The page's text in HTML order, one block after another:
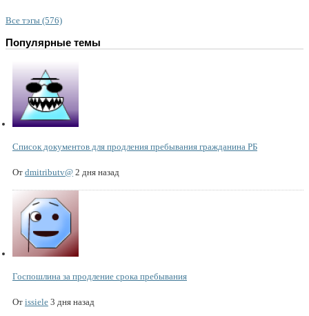
Все тэгы (576)
Популярные темы
Список документов для продления пребывания гражданина РБ
От dmitributv@ 2 дня назад
Госпошлина за продление срока пребывания
От issiele 3 дня назад